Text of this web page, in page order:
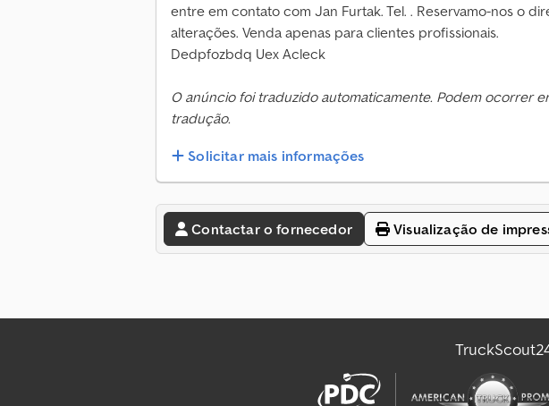
entre em contato com Jan Furtak. Tel. . Reservamo-nos o
alterações. Venda apenas para clientes profissionais.
Dedpfozbdq Uex Acleck
O anúncio foi traduzido automaticamente. Podem ocorrer
tradução.
Solicitar mais informações
Contactar o fornecedor Visualização de